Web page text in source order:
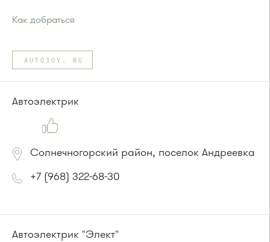
Как добраться
Автобусы № 319, 357, 374, 497.
Маршрутка № 497
или до остановки"Голубое":
Маршрутка № 495, 497
AUTOJOY. RU
Автоэлектрик
Солнечногорский район, поселок Андреевка
+7 (968) 322-68-30
Автоэлектрик "Элект"